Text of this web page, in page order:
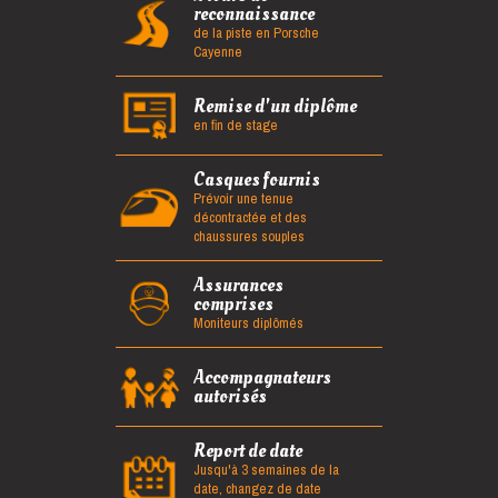
reconnaissance
de la piste en Porsche
Cayenne
Remise d'un diplôme
en fin de stage
Casques fournis
Prévoir une tenue
décontractée et des
chaussures souples
Assurances
comprises
Moniteurs diplômés
Accompagnateurs
autorisés
Report de date
Jusqu'à 3 semaines de la
date, changez de date